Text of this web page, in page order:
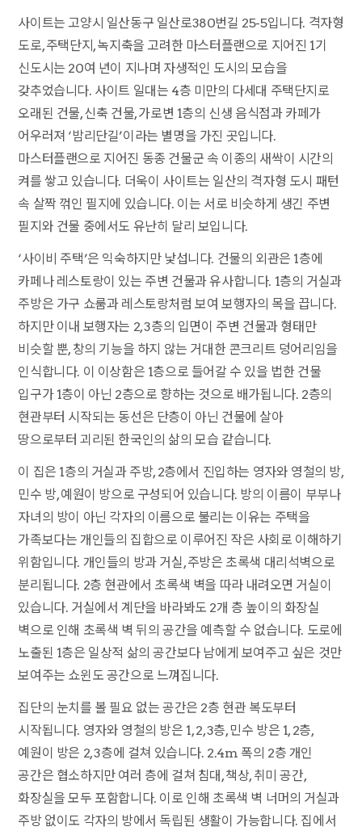
사이트는 고양시 일산동구 일산로380번길 25-5입니다. 격자형
도로, 주택단지, 녹지축을 고려한 마스터플랜으로 지어진 1기
신도시는 20여 년이 지나며 자생적인 도시의 모습을
갖추었습니다. 사이트 일대는 4층 미만의 다세대 주택단지로
오래된 건물, 신축 건물, 가로변 1층의 신생 음식점과 카페가
어우러져 ‘밤리단길’이라는 별명을 가진 곳입니다.
마스터플랜으로 지어진 동종 건물군 속 이종의 새싹이 시간의
켜를 쌓고 있습니다. 더욱이 사이트는 일산의 격자형 도시 패턴
속 살짝 꺾인 필지에 있습니다. 이는 서로 비슷하게 생긴 주변
필지와 건물 중에서도 유난히 달리 보입니다.
‘사이비 주택’은 익숙하지만 낯섭니다. 건물의 외관은 1층에
카페나 레스토랑이 있는 주변 건물과 유사합니다. 1층의 거실과
주방은 가구 쇼룸과 레스토랑처럼 보여 보행자의 목을 끕니다.
하지만 이내 보행자는 2, 3층의 입면이 주변 건물과 형태만
비슷할 뿐, 창의 기능을 하지 않는 거대한 콘크리트 덩어리임을
인식합니다. 이 이상함은 1층으로 들어갈 수 있을 법한 건물
입구가 1층이 아닌 2층으로 향하는 것으로 배가됩니다. 2층의
현관부터 시작되는 동선은 단층이 아닌 건물에 살아
땅으로부터 괴리된 한국인의 삶의 모습 같습니다.
이 집은 1층의 거실과 주방, 2층에서 진입하는 영자와 영철의 방,
민수 방, 예원이 방으로 구성되어 있습니다. 방의 이름이 부부나
자녀의 방이 아닌 각자의 이름으로 불리는 이유는 주택을
가족보다는 개인들의 집합으로 이루어진 작은 사회로 이해하기
위함입니다. 개인들의 방과 거실, 주방은 초록색 대리석벽으로
분리됩니다. 2층 현관에서 초록색 벽을 따라 내려오면 거실이
있습니다. 거실에서 계단을 바라봐도 2개 층 높이의 화장실
벽으로 인해 초록색 벽 뒤의 공간을 예측할 수 없습니다. 도로에
노출된 1층은 일상적 삶의 공간보다 남에게 보여주고 싶은 것만
보여주는 쇼윈도 공간으로 느껴집니다.
집단의 눈치를 볼 필요 없는 공간은 2층 현관 복도부터
시작됩니다. 영자와 영철의 방은 1, 2, 3층, 민수 방은 1, 2층,
예원이 방은 2, 3층에 걸쳐 있습니다. 2.4m 폭의 2층 개인
공간은 협소하지만 여러 층에 걸쳐 침대, 책상, 취미 공간,
화장실을 모두 포함합니다. 이로 인해 초록색 벽 너머의 거실과
주방 없이도 각자의 방에서 독립된 생활이 가능합니다. 집에서